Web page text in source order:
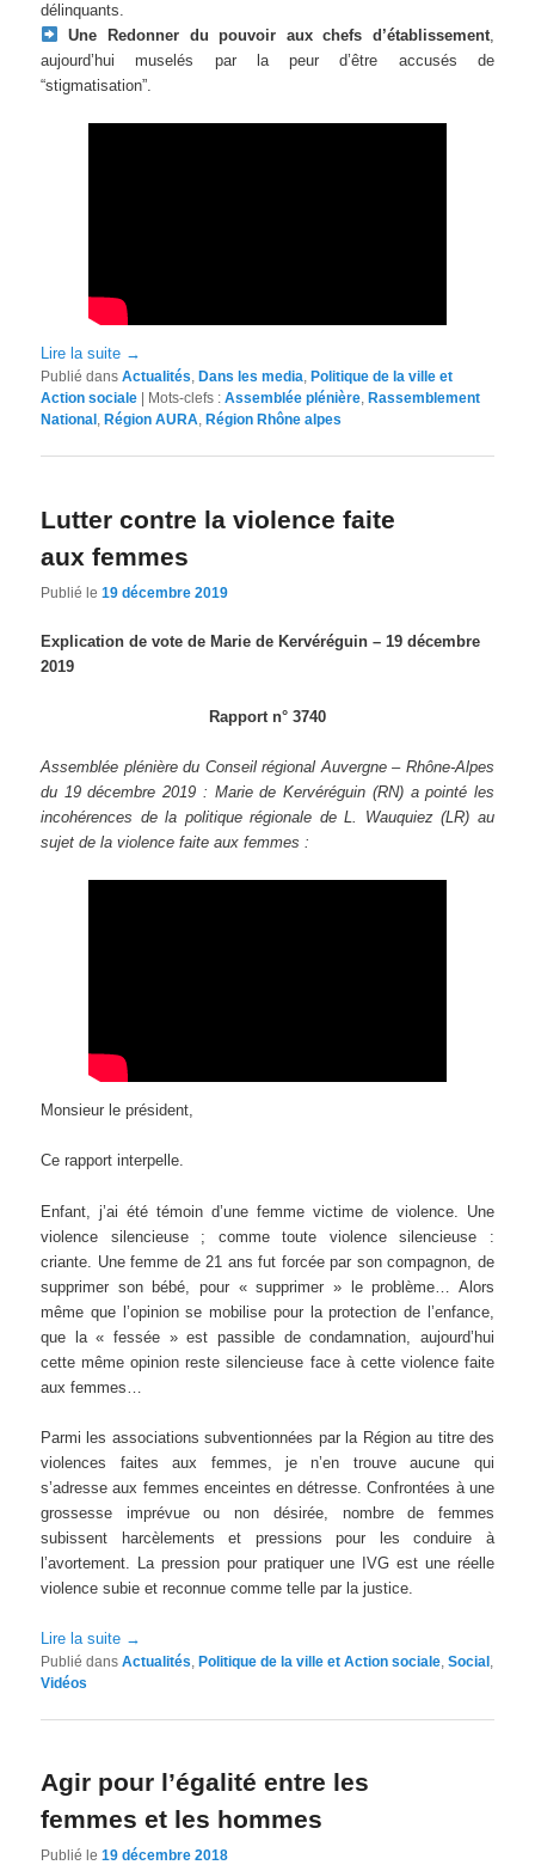
délinquants.
Une
Redonner du pouvoir aux chefs d’établissement,
aujourd’hui muselés par la peur d’être accusés de
“stigmatisation”.
Lire la suite →
Publié dans Actualités, Dans les media, Politique de la ville et
Action sociale
Mots-clefs : Assemblée plénière, Rassemblement
National , Région AURA, Région Rhône alpes
Lutter contre la violence faite
aux femmes
Publié le19 décembre 2019
Explication de vote de Marie de Kervéréguin – 19 décembre
2019
Rapport n° 3740
Assemblée plénière du Conseil régional Auvergne – Rhône-Alpes
du 19 décembre 2019 : Marie de Kervéréguin (RN) a pointé les
incohérences de la politique régionale de L. Wauquiez (LR) au
sujet de la violence faite aux femmes :
Monsieur le président,
Ce rapport interpelle.
Enfant, j’ai été témoin d’une femme victime de violence. Une
violence silencieuse ; comme toute violence silencieuse :
criante. Une femme de 21 ans fut forcée par son compagnon, de
supprimer son bébé, pour « supprimer » le problème… Alors
même que l’opinion se mobilise pour la protection de l’enfance,
que la « fessée » est passible de condamnation, aujourd’hui
cette même opinion reste silencieuse face à cette violence faite
aux femmes…
Parmi les associations subventionnées par la Région au titre des
violences faites aux femmes, je n’en trouve aucune qui
s’adresse aux femmes enceintes en détresse. Confrontées à une
grossesse imprévue ou non désirée, nombre de femmes
subissent harcèlements et pressions pour les conduire à
l’avortement. La pression pour pratiquer une IVG est une réelle
violence subie et reconnue comme telle par la justice.
Lire la suite →
Publié dans Actualités ,Politique de la ville et Action sociale ,Social
Vidéos
Agir pour l’égalité entre les
femmes et les hommes
Publié le19 décembre 2018